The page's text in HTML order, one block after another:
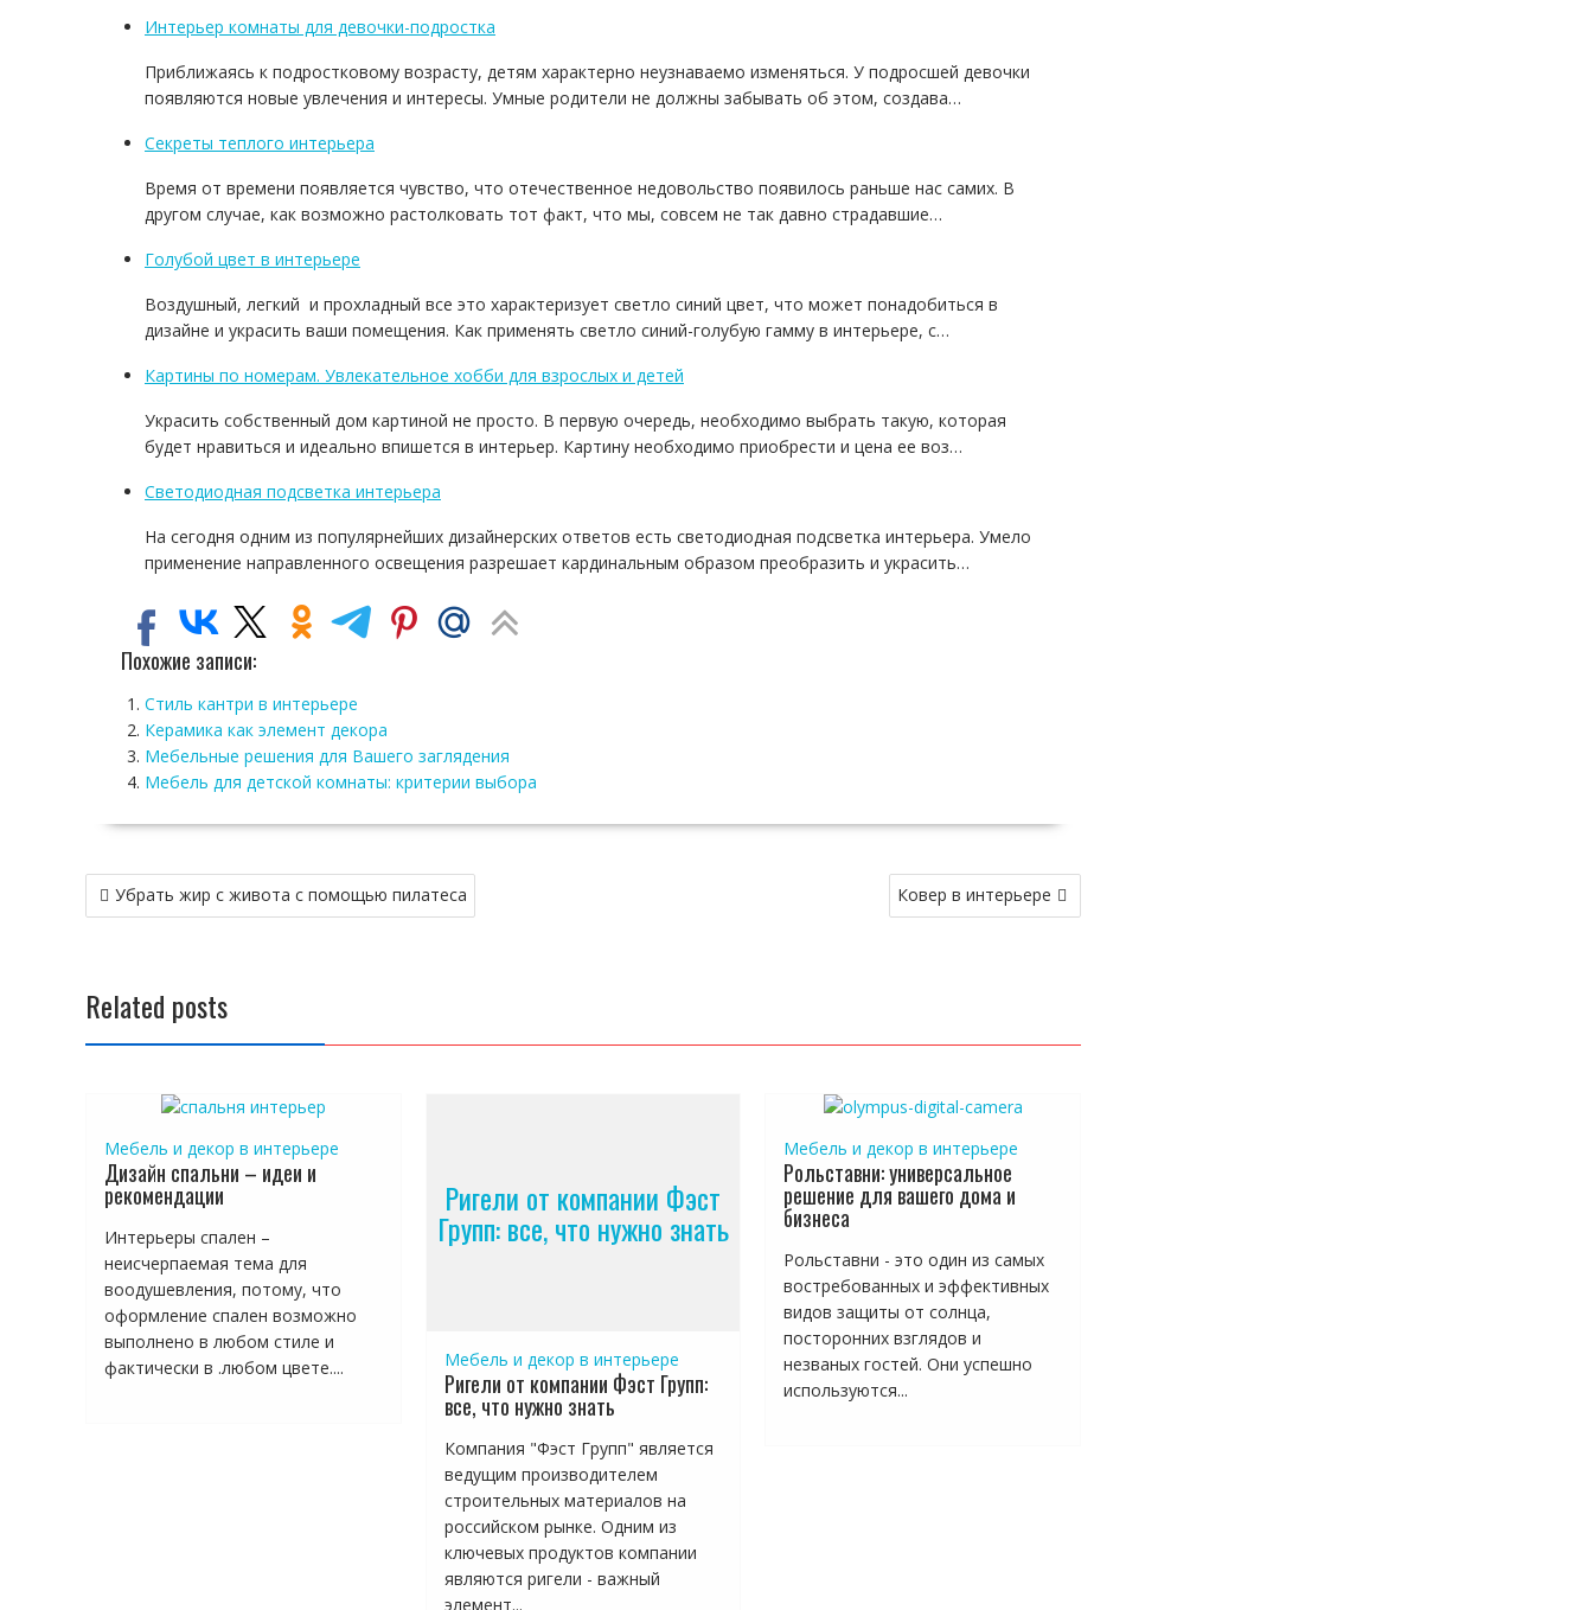
Интерьер комнаты для девочки-подростка
Приближаясь к подростковому возрасту, детям характерно неузнаваемо изменяться. У подросшей девочки
появляются новые увлечения и интересы. Умные родители не должны забывать об этом, создава…
Секреты теплого интерьера
Время от времени появляется чувство, что отечественное недовольство появилось раньше нас самих. В
другом случае, как возможно растолковать тот факт, что мы, совсем не так давно страдавшие…
Голубой цвет в интерьере
Воздушный, легкий и прохладный все это характеризует светло синий цвет, что может понадобиться в
дизайне и украсить ваши помещения. Как применять светло синий-голубую гамму в интерьере, с…
Картины по номерам. Увлекательное хобби для взрослых и детей
Украсить собственный дом картиной не просто. В первую очередь, необходимо выбрать такую, которая
будет нравиться и идеально впишется в интерьер. Картину необходимо приобрести и цена ее воз…
Светодиодная подсветка интерьера
На сегодня одним из популярнейших дизайнерских ответов есть светодиодная подсветка интерьера. Умело
применение направленного освещения разрешает кардинальным образом преобразить и украсить…
Похожие записи:
Стиль кантри в интерьере
Керамика как элемент декора
Мебельные решения для Вашего заглядения
Мебель для детской комнаты: критерии выбора
Навигация
по
Убрать жир с живота с помощью пилатеса Ковер в интерьере
Related posts
Мебель и декор в интерьере
Дизайн спальни – идеи и
рекомендации
Интерьеры спален –
неисчерпаемая тема для
воодушевления, потому, что
оформление спален возможно
выполнено в любом стиле и
фактически в .любом цвете....
Ригели от компании Фэст
Групп: все, что нужно знать
Мебель и декор в интерьере
Ригели от компании Фэст Групп:
все, что нужно знать
Компания "Фэст Групп" является
ведущим производителем
строительных материалов на
российском рынке. Одним из
ключевых продуктов компании
являются ригели - важный
элемент...
Мебель и декор в интерьере
Рольставни: универсальное
решение для вашего дома и
бизнеса
Рольставни - это один из самых
востребованных и эффективных
видов защиты от солнца,
посторонних взглядов и
незваных гостей. Они успешно
используются...